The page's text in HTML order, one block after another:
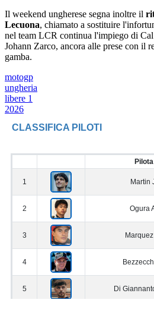
Il weekend ungherese segna inoltre il
Lecuona, chiamato a sostituire
nel team LCR continua l'impiego di
Johann Zarco, ancora alle prese con il
gamba.
motogp
ungheria
libere 1
2026